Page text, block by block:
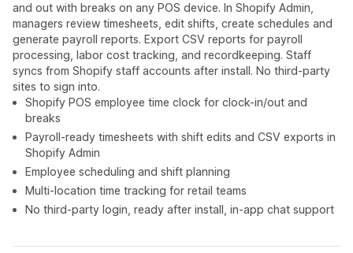
and out with breaks on any POS device. In Shopify Admin,
managers review timesheets, edit shifts, create schedules and
generate payroll reports. Export CSV reports for payroll
processing, labor cost tracking, and recordkeeping. Staff
syncs from Shopify staff accounts after install. No third-party
sites to sign into.
Shopify POS employee time clock for clock-in/out and
breaks
Payroll-ready timesheets with shift edits and CSV exports in
Shopify Admin
Employee scheduling and shift planning
Multi-location time tracking for retail teams
No third-party login, ready after install, in-app chat support